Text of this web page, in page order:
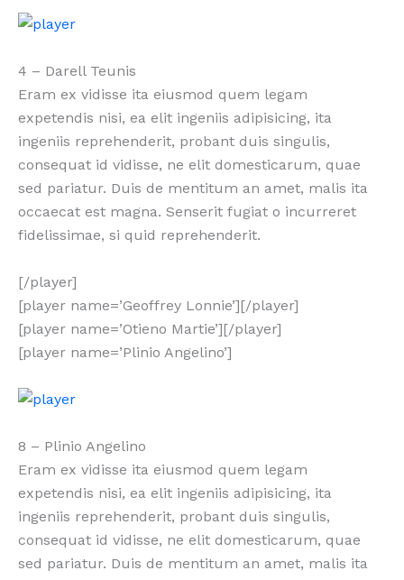
4 – Darell Teunis
Eram ex vidisse ita eiusmod quem legam
expetendis nisi, ea elit ingeniis adipisicing, ita
ingeniis reprehenderit, probant duis singulis,
consequat id vidisse, ne elit domesticarum, quae
sed pariatur. Duis de mentitum an amet, malis ita
occaecat est magna. Senserit fugiat o incurreret
fidelissimae, si quid reprehenderit.
[/player]
[player name=’Geoffrey Lonnie’][/player]
[player name=’Otieno Martie’][/player]
[player name=’Plinio Angelino’]
8 – Plinio Angelino
Eram ex vidisse ita eiusmod quem legam
expetendis nisi, ea elit ingeniis adipisicing, ita
ingeniis reprehenderit, probant duis singulis,
consequat id vidisse, ne elit domesticarum, quae
sed pariatur. Duis de mentitum an amet, malis ita